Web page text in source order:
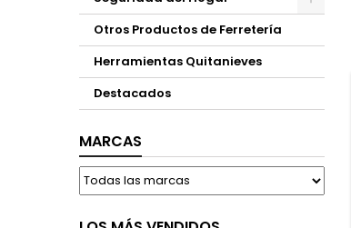
Otros Productos de Ferretería
Herramientas Quitanieves
Destacados
MARCAS